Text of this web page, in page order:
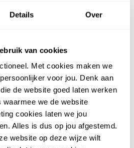
Details Over
van cookies
Met cookies maken we
voor jou. Denk aan
de website goed laten werken
we de website
cookies laten we jou
Alles is dus op jou afgestemd.
website op deze wijze wilt